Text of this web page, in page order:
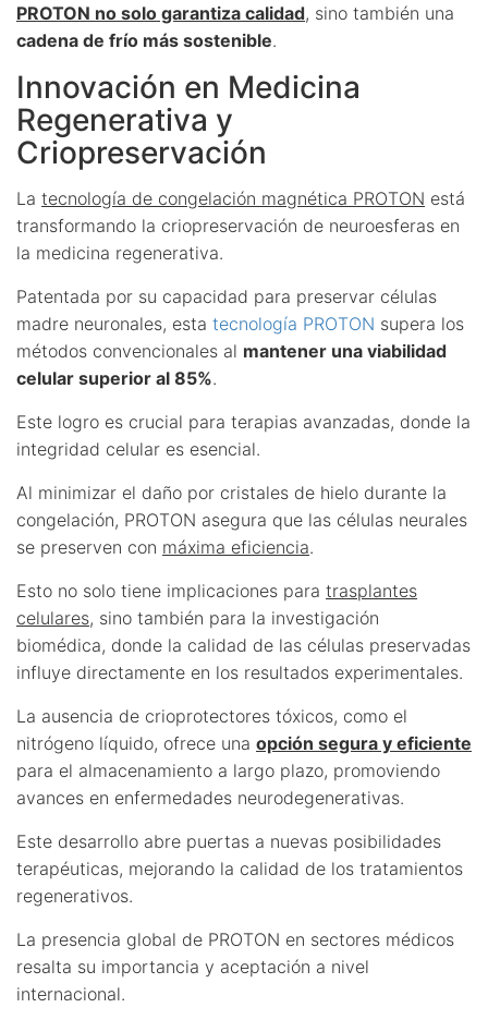
PROTON no solo garantiza calidad, sino también una
cadena de frío más sostenible.
Innovación en Medicina
Regenerativa y
Criopreservación
La tecnología de congelación magnética PROTON está
transformando la criopreservación de neuroesferas en
la medicina regenerativa.
Patentada por su capacidad para preservar células
madre neuronales, esta tecnología PROTON supera los
métodos convencionales al mantener una viabilidad
celular superior al 85%.
Este logro es crucial para terapias avanzadas, donde la
integridad celular es esencial.
Al minimizar el daño por cristales de hielo durante la
congelación, PROTON asegura que las células neurales
se preserven con máxima eficiencia.
Esto no solo tiene implicaciones para trasplantes
celulares, sino también para la investigación
biomédica, donde la calidad de las células preservadas
influye directamente en los resultados experimentales.
La ausencia de crioprotectores tóxicos, como el
nitrógeno líquido, ofrece una opción segura y eficiente
para el almacenamiento a largo plazo, promoviendo
avances en enfermedades neurodegenerativas.
Este desarrollo abre puertas a nuevas posibilidades
terapéuticas, mejorando la calidad de los tratamientos
regenerativos.
La presencia global de PROTON en sectores médicos
resalta su importancia y aceptación a nivel
internacional.